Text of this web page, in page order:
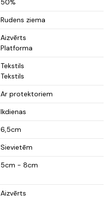
Rudens ziema
Aizvērts
Platforma
Tekstils
Tekstils
Ar protektoriem
Ikdienas
6,5cm
Sievietēm
5cm - 8cm
Aizvērts